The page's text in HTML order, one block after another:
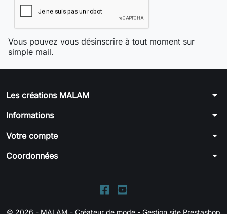
Vous pouvez vous désinscrire à tout moment sur
simple mail.
Les créations MALAM arrow_drop_down
Informations arrow_drop_down
Votre compte arrow_drop_down
Coordonnées arrow_drop_down
© 2026 - MALAM - Créateur de mode - Gestion site Prestashop